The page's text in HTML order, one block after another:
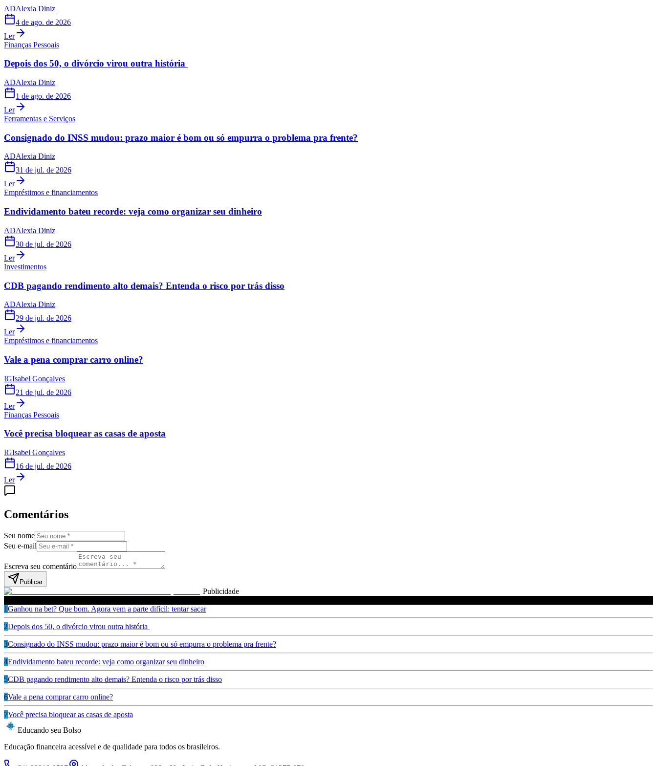
ADAlexia Diniz
4 de ago. de 2026
Ler
Finanças Pessoais
Depois dos 50, o divórcio virou outra história
ADAlexia Diniz
1 de ago. de 2026
Ler
Ferramentas e Serviços
Consignado do INSS mudou: prazo maior é bom ou só empurra o problema pra frente?
ADAlexia Diniz
31 de jul. de 2026
Ler
Empréstimos e financiamentos
Endividamento bateu recorde: veja como organizar seu dinheiro
ADAlexia Diniz
30 de jul. de 2026
Ler
Investimentos
CDB pagando rendimento alto demais? Entenda o risco por trás disso
ADAlexia Diniz
29 de jul. de 2026
Ler
Empréstimos e financiamentos
Vale a pena comprar carro online?
IGIsabel Gonçalves
21 de jul. de 2026
Ler
Finanças Pessoais
Você precisa bloquear as casas de aposta
IGIsabel Gonçalves
16 de jul. de 2026
Ler
Comentários
Seu nome
Seu e-mail
Escreva seu comentário
Publicar
Publicidade
1Ganhou na bet? Que bom. Agora vem a parte difícil: tentar sacar
2Depois dos 50, o divórcio virou outra história
3Consignado do INSS mudou: prazo maior é bom ou só empurra o problema pra frente?
4Endividamento bateu recorde: veja como organizar seu dinheiro
5CDB pagando rendimento alto demais? Entenda o risco por trás disso
6Vale a pena comprar carro online?
7Você precisa bloquear as casas de aposta
Educando seu Bolso
Educação financeira acessível e de qualidade para todos os brasileiros.